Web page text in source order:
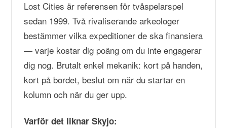
Lost Cities är referensen för tvåspelarspel
sedan 1999. Två rivaliserande arkeologer
bestämmer vilka expeditioner de ska finansiera
— varje kostar dig poäng om du inte engagerar
dig nog. Brutalt enkel mekanik: kort på handen,
kort på bordet, beslut om när du startar en
kolumn och när du ger upp.
Varför det liknar Skyjo: